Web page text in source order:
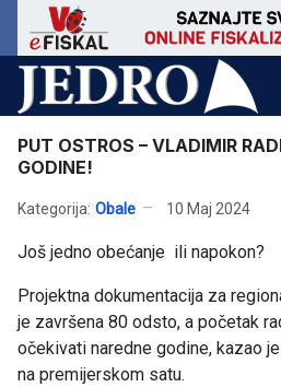
PUT OSTROS – VLADIMIR
GODINE!
Kategorija: Obale 10 Maj 2024
Još jedno obećanje ili napokon?
Projektna dokumentacija za
je završena 80 odsto, a početak
očekivati naredne godine, kazao
na premijerskom satu.